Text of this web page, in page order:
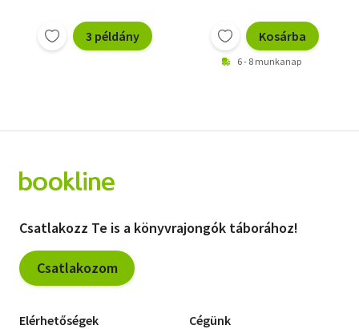
3 példány Kosárba
6 - 8 munkanap
Csatlakozz Te is a könyvrajongók táborához!
Csatlakozom
Elérhetőségek Cégünk